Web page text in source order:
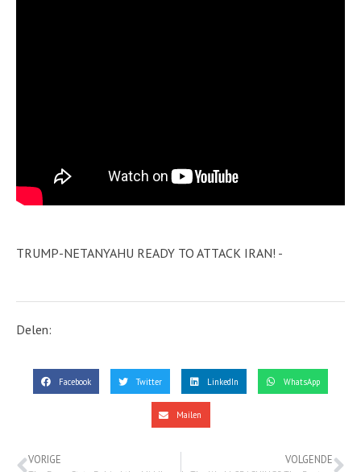
TRUMP-NETANYAHU READY TO ATTACK IRAN! -
Delen:
Facebook Twitter LinkedIn WhatsApp
Mailen
VORIGE VOLGENDE